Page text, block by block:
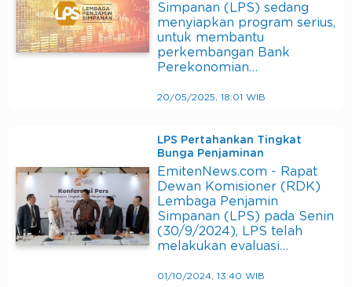
Simpanan (LPS) sedang
menyiapkan program serius,
untuk membantu
perkembangan Bank
Perekonomian…
20/05/2025, 18:01 WIB
LPS Pertahankan Tingkat
Bunga Penjaminan
EmitenNews.com - Rapat
Dewan Komisioner (RDK)
Lembaga Penjamin
Simpanan (LPS) pada Senin
(30/9/2024), LPS telah
melakukan evaluasi…
01/10/2024, 13:40 WIB